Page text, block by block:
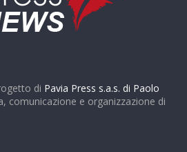
di Pavia Press s.a.s. di Paolo
comunicazione e organizzazione di